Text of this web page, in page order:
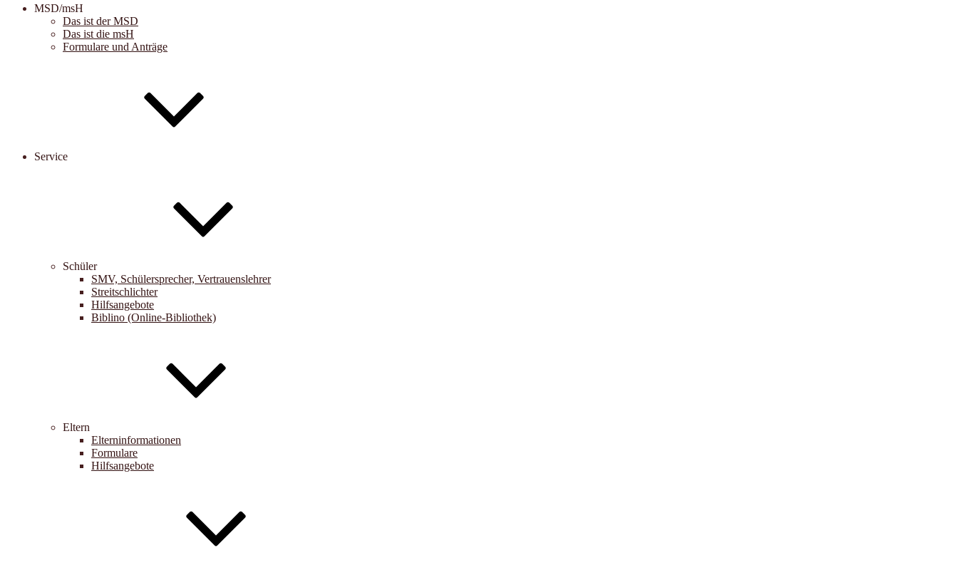
MSD/msH
Das ist der MSD
Das ist die msH
Formulare und Anträge
Service
Schüler
SMV, Schülersprecher, Vertrauenslehrer
Streitschlichter
Hilfsangebote
Biblino (Online-Bibliothek)
Eltern
Elterninformationen
Formulare
Hilfsangebote